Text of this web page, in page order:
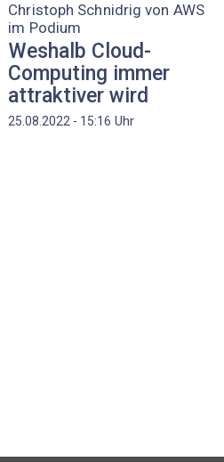
Christoph Schnidrig von AWS
im Podium
Weshalb Cloud-
Computing immer
attraktiver wird
25.08.2022 - 15:16 Uhr